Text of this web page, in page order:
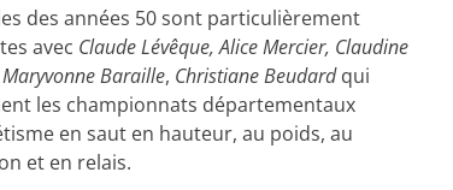
des années 50 sont particulièrement
avec Claude Lévêque, Alice Mercier, Claudine
Baraille, Christiane Beudardqui
les championnats départementaux
en saut en hauteur, au poids, au
et en relais.